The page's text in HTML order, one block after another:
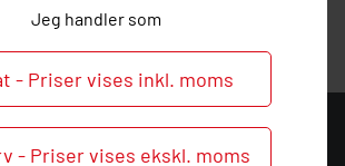
Jeg handler som
- Priser vises inkl. moms
- Priser vises ekskl. moms